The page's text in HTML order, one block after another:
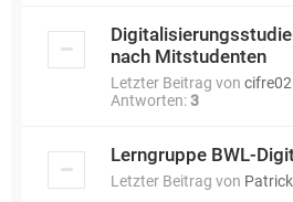
nach Mitstudenten
Letzter Beitrag von
Antworten:3
Lerngruppe BWL-
Letzter Beitrag von